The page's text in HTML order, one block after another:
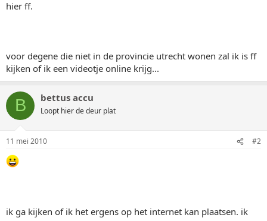
hier ff.
voor degene die niet in de provincie utrecht wonen zal ik is ff
kijken of ik een videotje online krijg...
B bettus accu
Loopt hier de deur plat
11 mei 2010 #2
ik ga kijken of ik het ergens op het internet kan plaatsen. ik